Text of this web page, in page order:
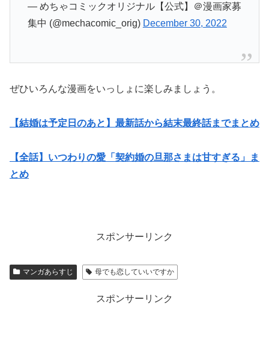
— めちゃコミックオリジナル【公式】＠漫画家募
集中 (@mechacomic_orig) December 30, 2022
ぜひいろんな漫画をいっしょに楽しみましょう。
【結婚は予定日のあと】最新話から結末最終話までまとめ
【全話】いつわりの愛「契約婚の旦那さまは甘すぎる」ま
とめ
スポンサーリンク
マンガあらすじ 母でも恋していいですか
スポンサーリンク